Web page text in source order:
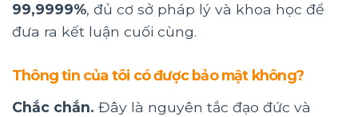
99,9999%, đủ cơ sở pháp lý và khoa học để
đưa ra kết luận cuối cùng.
Thông tin của tôi có được bảo mật không?
Chắc chắn. Đây là nguyên tắc đạo đức và